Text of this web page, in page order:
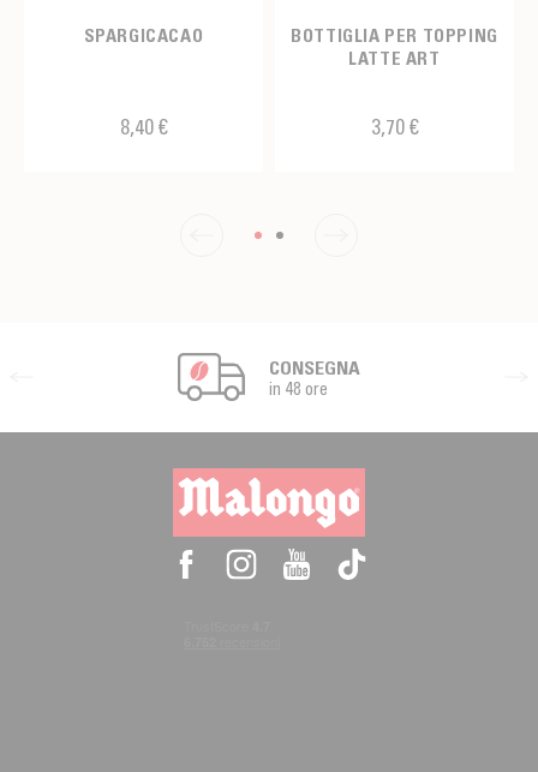
SPARGICACAO
8,40 €
BOTTIGLIA PER TOPPING
LATTE ART
3,70 €
CONSEGNA
in 48 ore